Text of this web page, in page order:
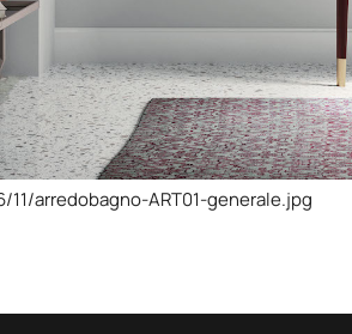
arredobagno-ART01-generale.jpg